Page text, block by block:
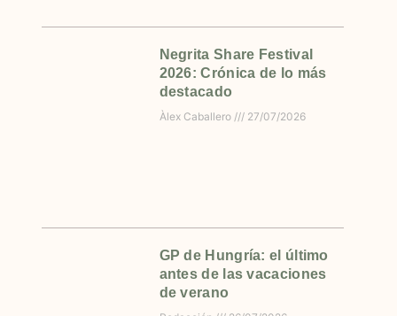
Negrita Share Festival
2026: Crónica de lo más
destacado
Àlex Caballero 27/07/2026
GP de Hungría: el último
antes de las vacaciones
de verano